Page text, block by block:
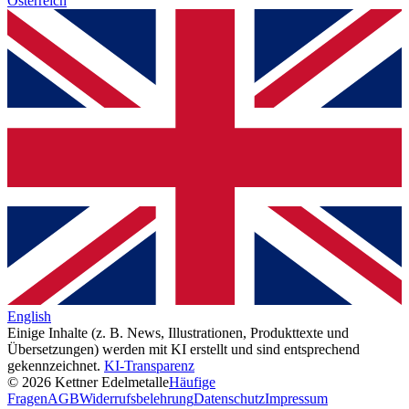
English
Einige Inhalte (z. B. News, Illustrationen, Produkttexte und
Übersetzungen) werden mit KI erstellt und sind entsprechend
gekennzeichnet. KI-Transparenz
© 2026 Kettner EdelmetalleHäufige
FragenAGBWiderrufsbelehrungDatenschutzImpressum